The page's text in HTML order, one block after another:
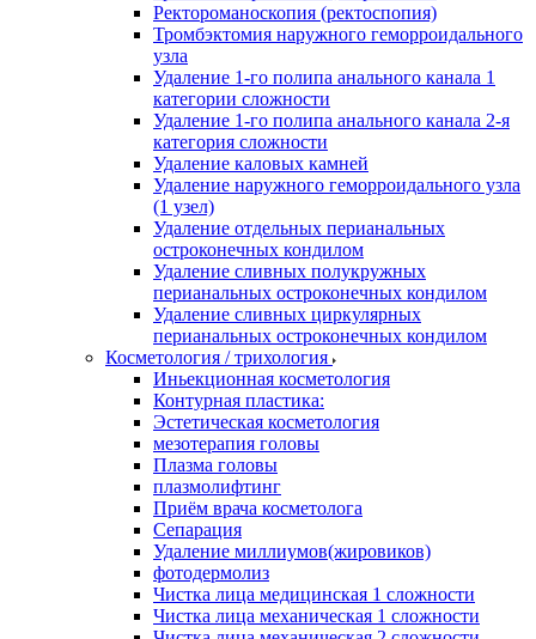
Ректороманоскопия (ректоспопия)
Тромбэктомия наружного геморроидального
узла
Удаление 1-го полипа анального канала 1
категории сложности
Удаление 1-го полипа анального канала 2-я
категория сложности
Удаление каловых камней
Удаление наружного геморроидального узла
(1 узел)
Удаление отдельных перианальных
остроконечных кондилом
Удаление сливных полукружных
перианальных остроконечных кондилом
Удаление сливных циркулярных
перианальных остроконечных кондилом
Косметология / трихология
Иньекционная косметология
Контурная пластика:
Эстетическая косметология
мезотерапия головы
Плазма головы
плазмолифтинг
Приём врача косметолога
Сепарация
Удаление миллиумов(жировиков)
фотодермолиз
Чистка лица медицинская 1 сложности
Чистка лица механическая 1 сложности